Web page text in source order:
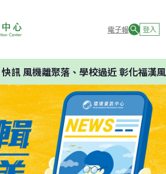
電子報 登入
快訊風機離聚落、學校過近 彰化福漢風